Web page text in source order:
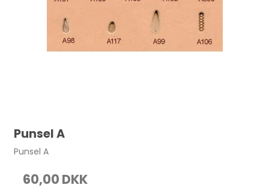
Punsel A
Punsel A
60,00 DKK